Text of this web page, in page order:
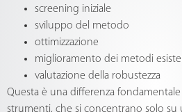
screening iniziale
sviluppo del metodo
ottimizzazione
miglioramento dei metodi
valutazione della robustezza
Questa è una differenza
strumenti, che si concentrano solo su